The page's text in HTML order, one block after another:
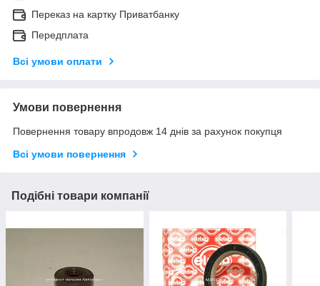
Переказ на картку Приватбанку
Передплата
Всі умови оплати
Умови повернення
Повернення товару впродовж 14 днів за рахунок покупця
Всі умови повернення
Подібні товари компанії